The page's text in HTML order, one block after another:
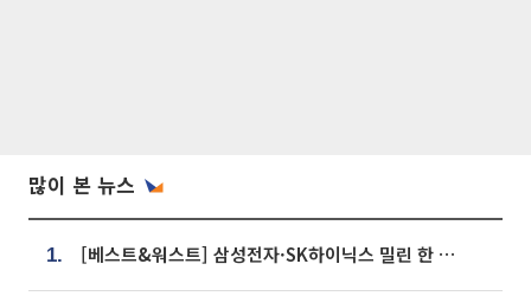
많이 본 뉴스
1. [베스트&워스트] 삼성전자·SK하이닉스 밀린 한 주…상상인증권은 85% 급등